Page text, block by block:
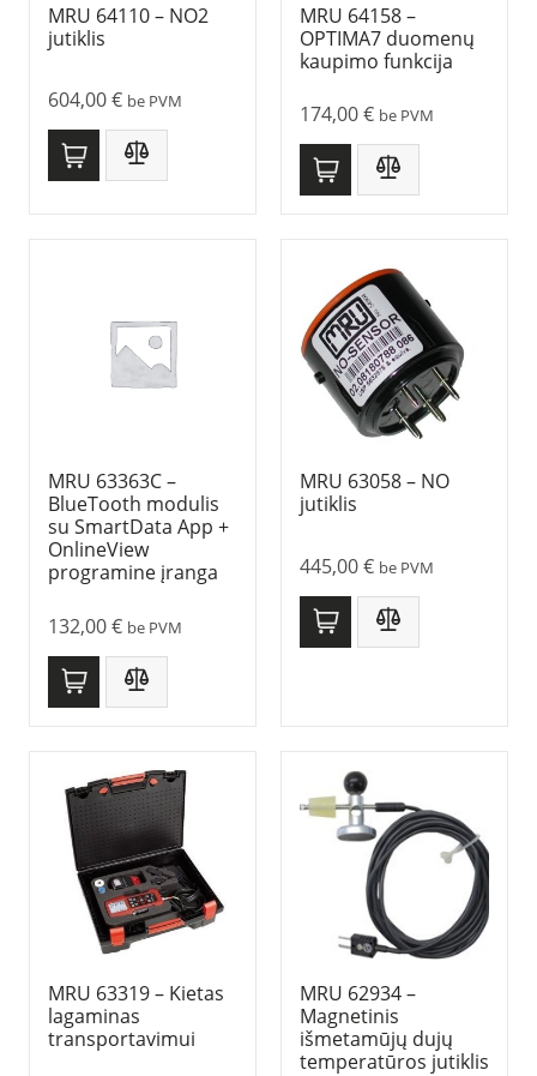
MRU 64110 – NO2
jutiklis
604,00€ be PVM
MRU 64158 –
OPTIMA7 duomenų
kaupimo funkcija
174,00€ be PVM
MRU 63363C –
BlueTooth modulis
su SmartData App +
OnlineView
programine įranga
132,00€ be PVM
MRU 63058 – NO
jutiklis
445,00€ be PVM
MRU 63319 – Kietas
lagaminas
transportavimui
MRU 62934 –
Magnetinis
išmetamūjų dujų
temperatūros jutiklis